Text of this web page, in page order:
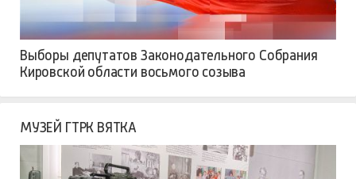
Выборы депутатов Законодательного Собрания
Кировской области восьмого созыва
МУЗЕЙ ГТРК ВЯТКА